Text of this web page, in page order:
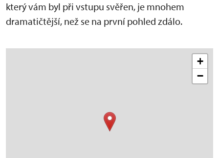
který vám byl při vstupu svěřen, je mnohem
dramatičtější, než se na první pohled zdálo.
+
−